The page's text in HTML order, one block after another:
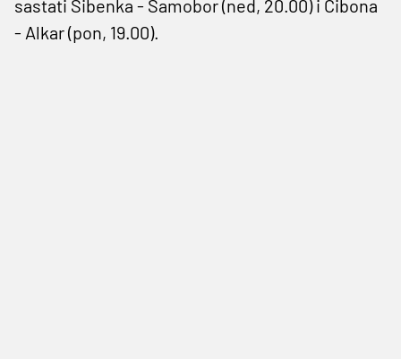
sastati Šibenka - Samobor (ned, 20.00) i Cibona
- Alkar (pon, 19.00).